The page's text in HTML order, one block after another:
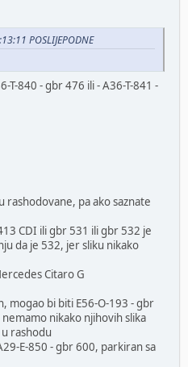
POSLIJEPODNE
T-840 - gbr 476 ili - A36-T-841 -
rashodovane, pa ako saznate
CDI ili gbr 531 ili gbr 532 je
da je 532, jer sliku nikako
Citaro G
mogao bi biti E56-O-193 - gbr
nikako njihovih slika
rashodu
E-850 - gbr 600, parkiran sa